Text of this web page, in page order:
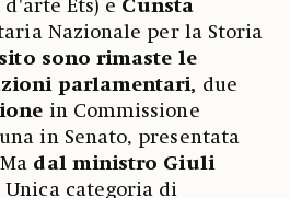
Ets) e Cunsta
Nazionale per la Storia
sono rimaste le
parlamentari, due
in Commissione
in Senato, presentata
dal ministro Giuli
Unica categoria di